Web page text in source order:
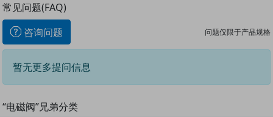
常见问题(FAQ)
咨询问题
问题仅限于产品规格
暂无更多提问信息
“电磁阀”兄弟分类